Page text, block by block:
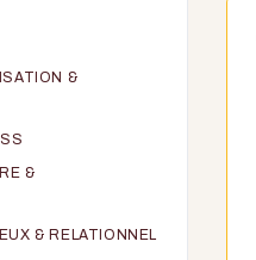
&
&
& RELATIONNEL